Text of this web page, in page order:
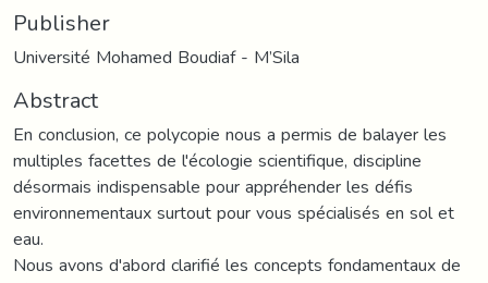
Publisher
Université Mohamed Boudiaf - M’Sila
Abstract
En conclusion, ce polycopie nous a permis de balayer les
multiples facettes de l'écologie scientifique, discipline
désormais indispensable pour appréhender les défis
environnementaux surtout pour vous spécialisés en sol et
eau.
Nous avons d'abord clarifié les concepts fondamentaux de